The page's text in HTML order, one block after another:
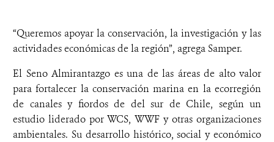
“Queremos apoyar la conservación, la investigación y las
actividades económicas de la región”, agrega Samper.
El Seno Almirantazgo es una de las áreas de alto valor
para fortalecer la conservación marina en la ecorregión
de canales y fiordos de del sur de Chile, según un
estudio liderado por WCS, WWF y otras organizaciones
ambientales. Su desarrollo histórico, social y económico